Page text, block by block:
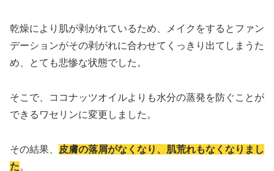
乾燥により肌が剥がれているため、メイクをするとファン
デーションがその剥がれに合わせてくっきり出てしまうた
め、とても悲惨な状態でした。
そこで、ココナッツオイルよりも水分の蒸発を防ぐことが
できるワセリンに変更しました。
その結果、
皮膚の落屑がなくなり、肌荒れもなくなりまし
た。